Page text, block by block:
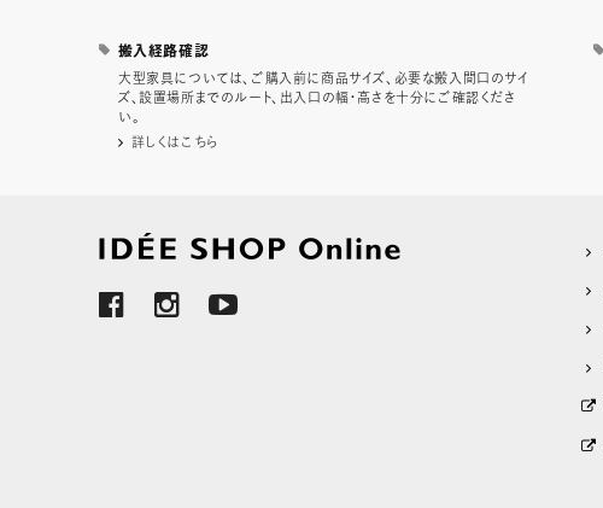
搬入経路確認
大型家具については、ご購入前に商品サイズ、必要な搬入間口のサイ
ズ、設置場所までのルート、出入口の幅・高さを十分にご確認くださ
い。
詳しくはこちら